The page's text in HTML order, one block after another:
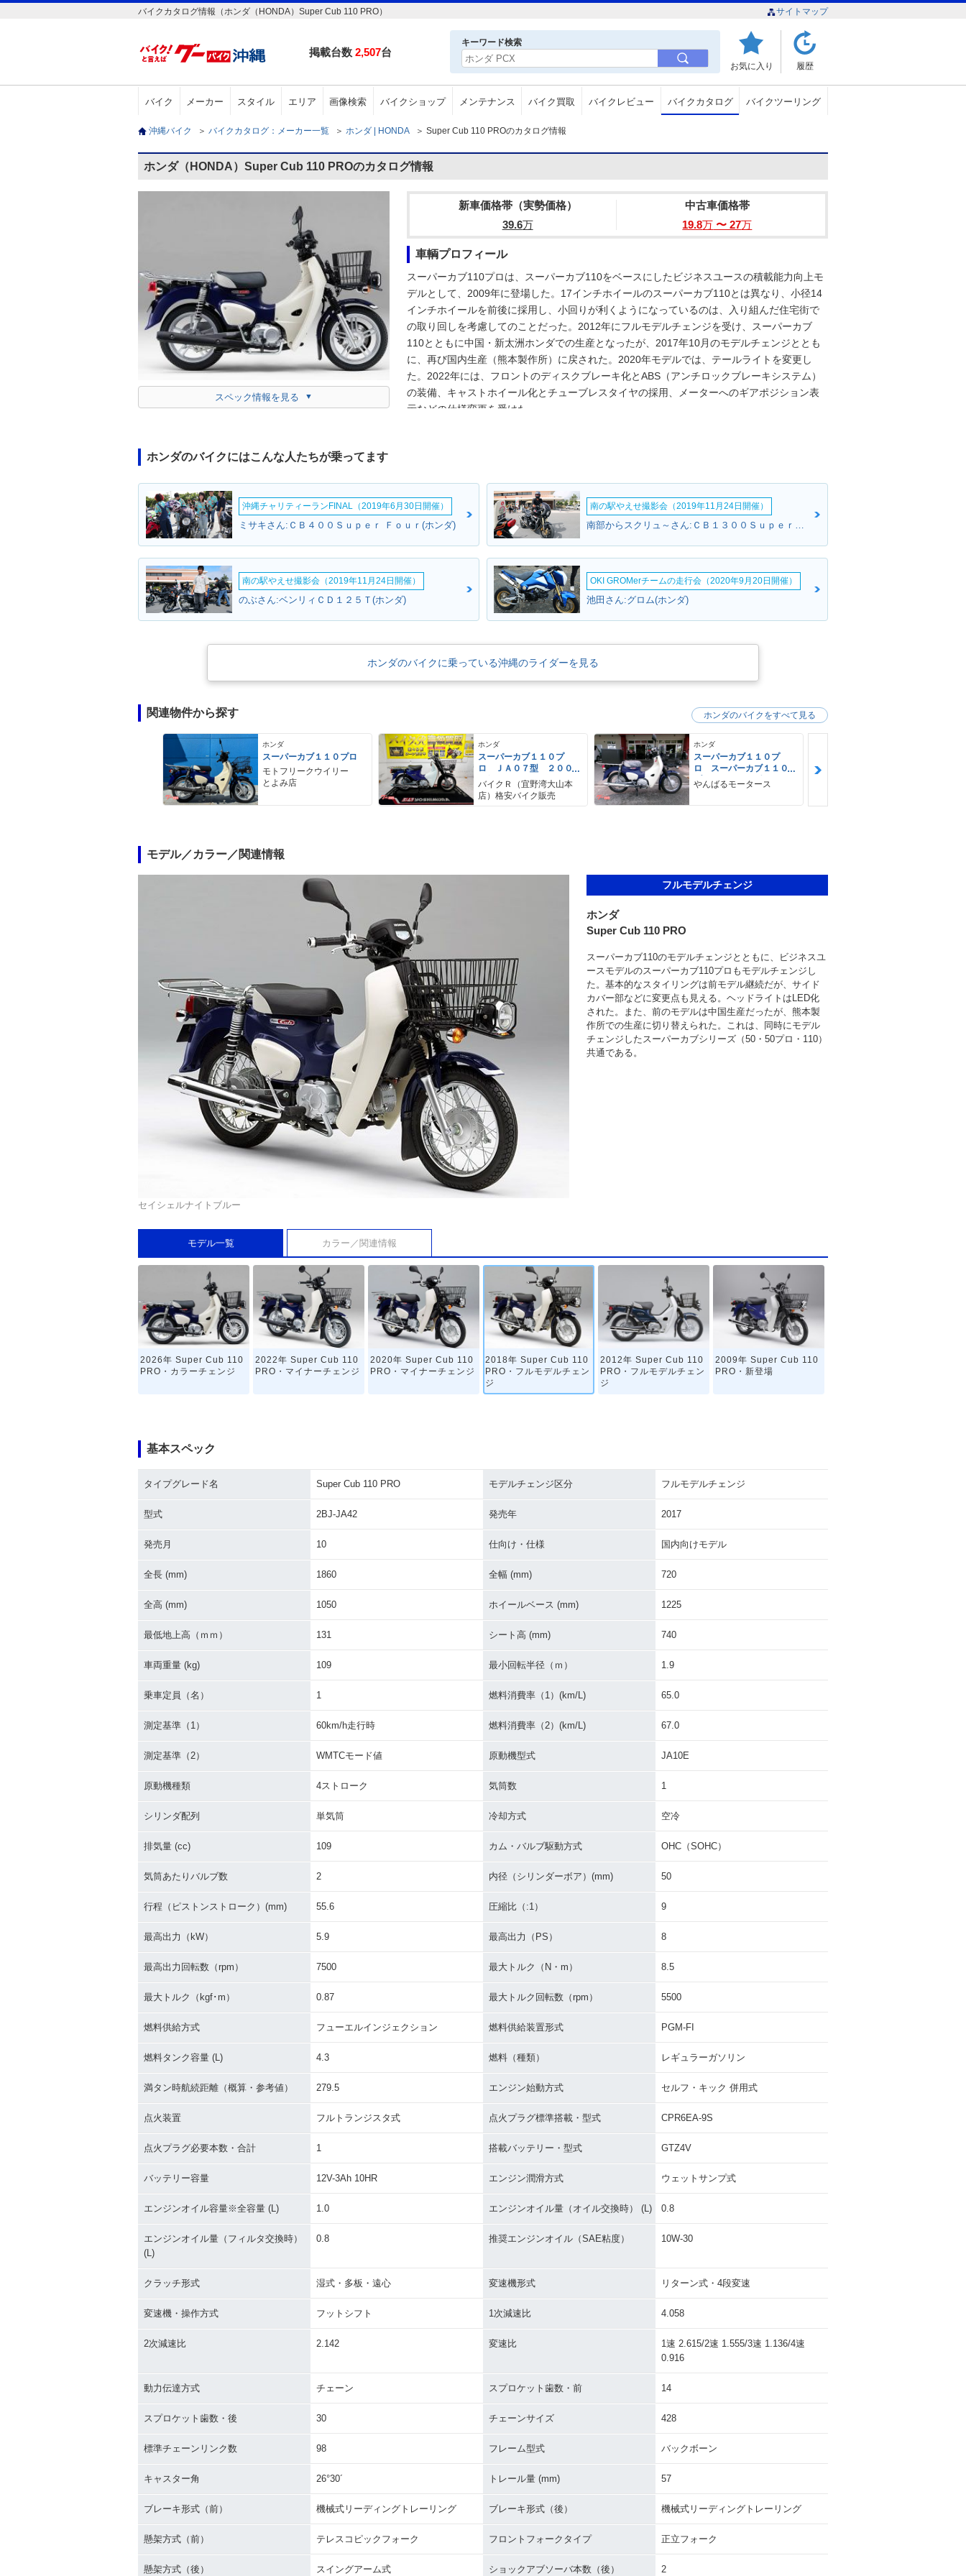
バイクカタログ情報（ホンダ（HONDA）Super Cub 110 PRO） サイトマップ
掲載台数 2,507台
キーワード検索
お気に入り 履歴
バイク メーカー スタイル エリア 画像検索 バイクショップ メンテナンス バイク買取 バイクレビュー バイクカタログ バイクツーリング
沖縄バイク ＞ バイクカタログ：メーカー一覧 ＞ ホンダ | HONDA ＞ Super Cub 110 PROのカタログ情報
ホンダ（HONDA）Super Cub 110 PROのカタログ情報
スペック情報を見る
新車価格帯（実勢価格）
39.6万
中古車価格帯
19.8万 〜 27万
車輌プロフィール
スーパーカブ110プロは、スーパーカブ110をベースにしたビジネスユースの積載能力向上モ
デルとして、2009年に登場した。17インチホイールのスーパーカブ110とは異なり、小径14
インチホイールを前後に採用し、小回りが利くようになっているのは、入り組んだ住宅街で
の取り回しを考慮してのことだった。2012年にフルモデルチェンジを受け、スーパーカブ
110とともに中国・新太洲ホンダでの生産となったが、2017年10月のモデルチェンジととも
に、再び国内生産（熊本製作所）に戻された。2020年モデルでは、テールライトを変更し
た。2022年には、フロントのディスクブレーキ化とABS（アンチロックブレーキシステム）
の装備、キャストホイール化とチューブレスタイヤの採用、メーターへのギアポジション表
示などの仕様変更を受けた。
ホンダのバイクにはこんな人たちが乗ってます
沖縄チャリティーランFINAL（2019年6月30日開催）
ミサキさん:ＣＢ４００Ｓｕｐｅｒ Ｆｏｕｒ(ホンダ)
南の駅やえせ撮影会（2019年11月24日開催）
南部からスクリュ～さん:ＣＢ１３００Ｓｕｐｅｒ Ｆｏｕｒ(ホンダ)
南の駅やえせ撮影会（2019年11月24日開催）
のぶさん:ベンリィＣＤ１２５Ｔ(ホンダ)
OKI GROMerチームの走行会（2020年9月20日開催）
池田さん:グロム(ホンダ)
ホンダのバイクに乗っている沖縄のライダーを見る
関連物件から探す
ホンダ
スーパーカブ１１０プロ
モトフリークウイリー
とよみ店
ホンダ
スーパーカブ１１０プ
ロ ＪＡ０７型 ２００
９年モデル サイドスタ
ンド リアキャリア セ
ンタースタンド 前カゴ
バイクＲ（宜野湾大山本
店）格安バイク販売
ホンダ
スーパーカブ１１０プ
ロ スーパーカブ１１０
プロ ＪＫ４２型 ＬＥ
Ｄヘットライト
やんばるモータース
ホンダのバイクをすべて見る
モデル／カラー／関連情報
セイシェルナイトブルー
フルモデルチェンジ
ホンダ
Super Cub 110 PRO
スーパーカブ110のモデルチェンジとともに、ビジネスユ
ースモデルのスーパーカブ110プロもモデルチェンジし
た。基本的なスタイリングは前モデル継続だが、サイド
カバー部などに変更点も見える。ヘッドライトはLED化
された。また、前のモデルは中国生産だったが、熊本製
作所での生産に切り替えられた。これは、同時にモデル
チェンジしたスーパーカブシリーズ（50・50プロ・110）
共通である。
モデル一覧 カラー／関連情報
2026年 Super Cub 110
PRO・カラーチェンジ
2022年 Super Cub 110
PRO・マイナーチェンジ
2020年 Super Cub 110
PRO・マイナーチェンジ
2018年 Super Cub 110
PRO・フルモデルチェン
ジ
2012年 Super Cub 110
PRO・フルモデルチェン
ジ
2009年 Super Cub 110
PRO・新登場
基本スペック
タイプグレード名 Super Cub 110 PRO モデルチェンジ区分 フルモデルチェンジ
型式 2BJ-JA42 発売年 2017
発売月 10 仕向け・仕様 国内向けモデル
全長 (mm) 1860 全幅 (mm) 720
全高 (mm) 1050 ホイールベース (mm) 1225
最低地上高（ｍｍ） 131 シート高 (mm) 740
車両重量 (kg) 109 最小回転半径（ｍ） 1.9
乗車定員（名） 1 燃料消費率（1）(km/L) 65.0
測定基準（1） 60km/h走行時 燃料消費率（2）(km/L) 67.0
測定基準（2） WMTCモード値 原動機型式 JA10E
原動機種類 4ストローク 気筒数 1
シリンダ配列 単気筒 冷却方式 空冷
排気量 (cc) 109 カム・バルブ駆動方式 OHC（SOHC）
気筒あたりバルブ数 2 内径（シリンダーボア）(mm) 50
行程（ピストンストローク）(mm) 55.6 圧縮比（:1） 9
最高出力（kW） 5.9 最高出力（PS） 8
最高出力回転数（rpm） 7500 最大トルク（N・m） 8.5
最大トルク（kgf･m） 0.87 最大トルク回転数（rpm） 5500
燃料供給方式 フューエルインジェクション 燃料供給装置形式 PGM-FI
燃料タンク容量 (L) 4.3 燃料（種類） レギュラーガソリン
満タン時航続距離（概算・参考値） 279.5 エンジン始動方式 セルフ・キック 併用式
点火装置 フルトランジスタ式 点火プラグ標準搭載・型式 CPR6EA-9S
点火プラグ必要本数・合計 1 搭載バッテリー・型式 GTZ4V
バッテリー容量 12V-3Ah 10HR エンジン潤滑方式 ウェットサンプ式
エンジンオイル容量※全容量 (L) 1.0 エンジンオイル量（オイル交換時） (L) 0.8
エンジンオイル量（フィルタ交換時）
(L)
0.8 推奨エンジンオイル（SAE粘度） 10W-30
クラッチ形式 湿式・多板・遠心 変速機形式 リターン式・4段変速
変速機・操作方式 フットシフト 1次減速比 4.058
2次減速比 2.142 変速比
1速 2.615/2速 1.555/3速 1.136/4速
0.916
動力伝達方式 チェーン スプロケット歯数・前 14
スプロケット歯数・後 30 チェーンサイズ 428
標準チェーンリンク数 98 フレーム型式 バックボーン
キャスター角 26°30´ トレール量 (mm) 57
ブレーキ形式（前） 機械式リーディングトレーリング ブレーキ形式（後） 機械式リーディングトレーリング
懸架方式（前） テレスコピックフォーク フロントフォークタイプ 正立フォーク
懸架方式（後） スイングアーム式 ショックアブソーバ本数（後） 2